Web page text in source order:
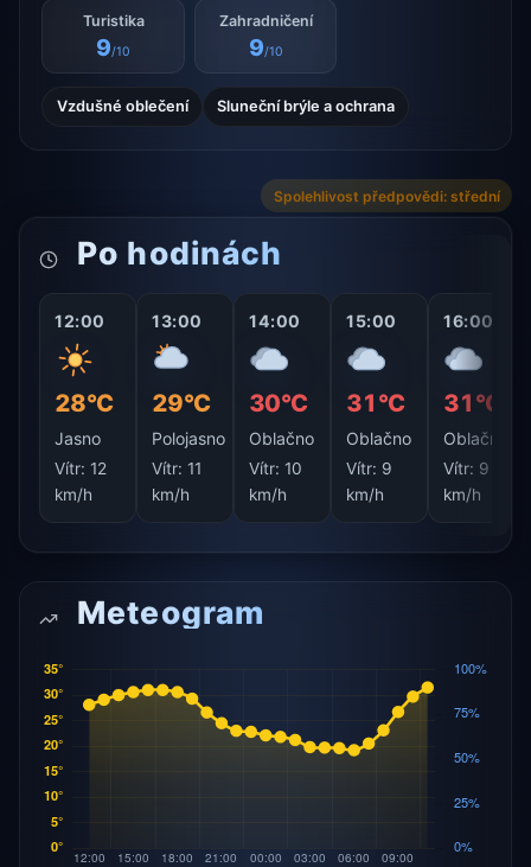
Turistika
9/10
Zahradničení
9/10
Vzdušné oblečení Sluneční brýle a ochrana
Spolehlivost předpovědi: střední
Po hodinách
12:00
28°C
Jasno
Vítr: 12
km/h
13:00
29°C
Polojasno
Vítr: 11
km/h
14:00
30°C
Oblačno
Vítr: 10
km/h
15:00
31°C
Oblačno
Vítr: 9
km/h
16:00
31°C
Oblačno
Vítr: 9
km/h
Meteogram